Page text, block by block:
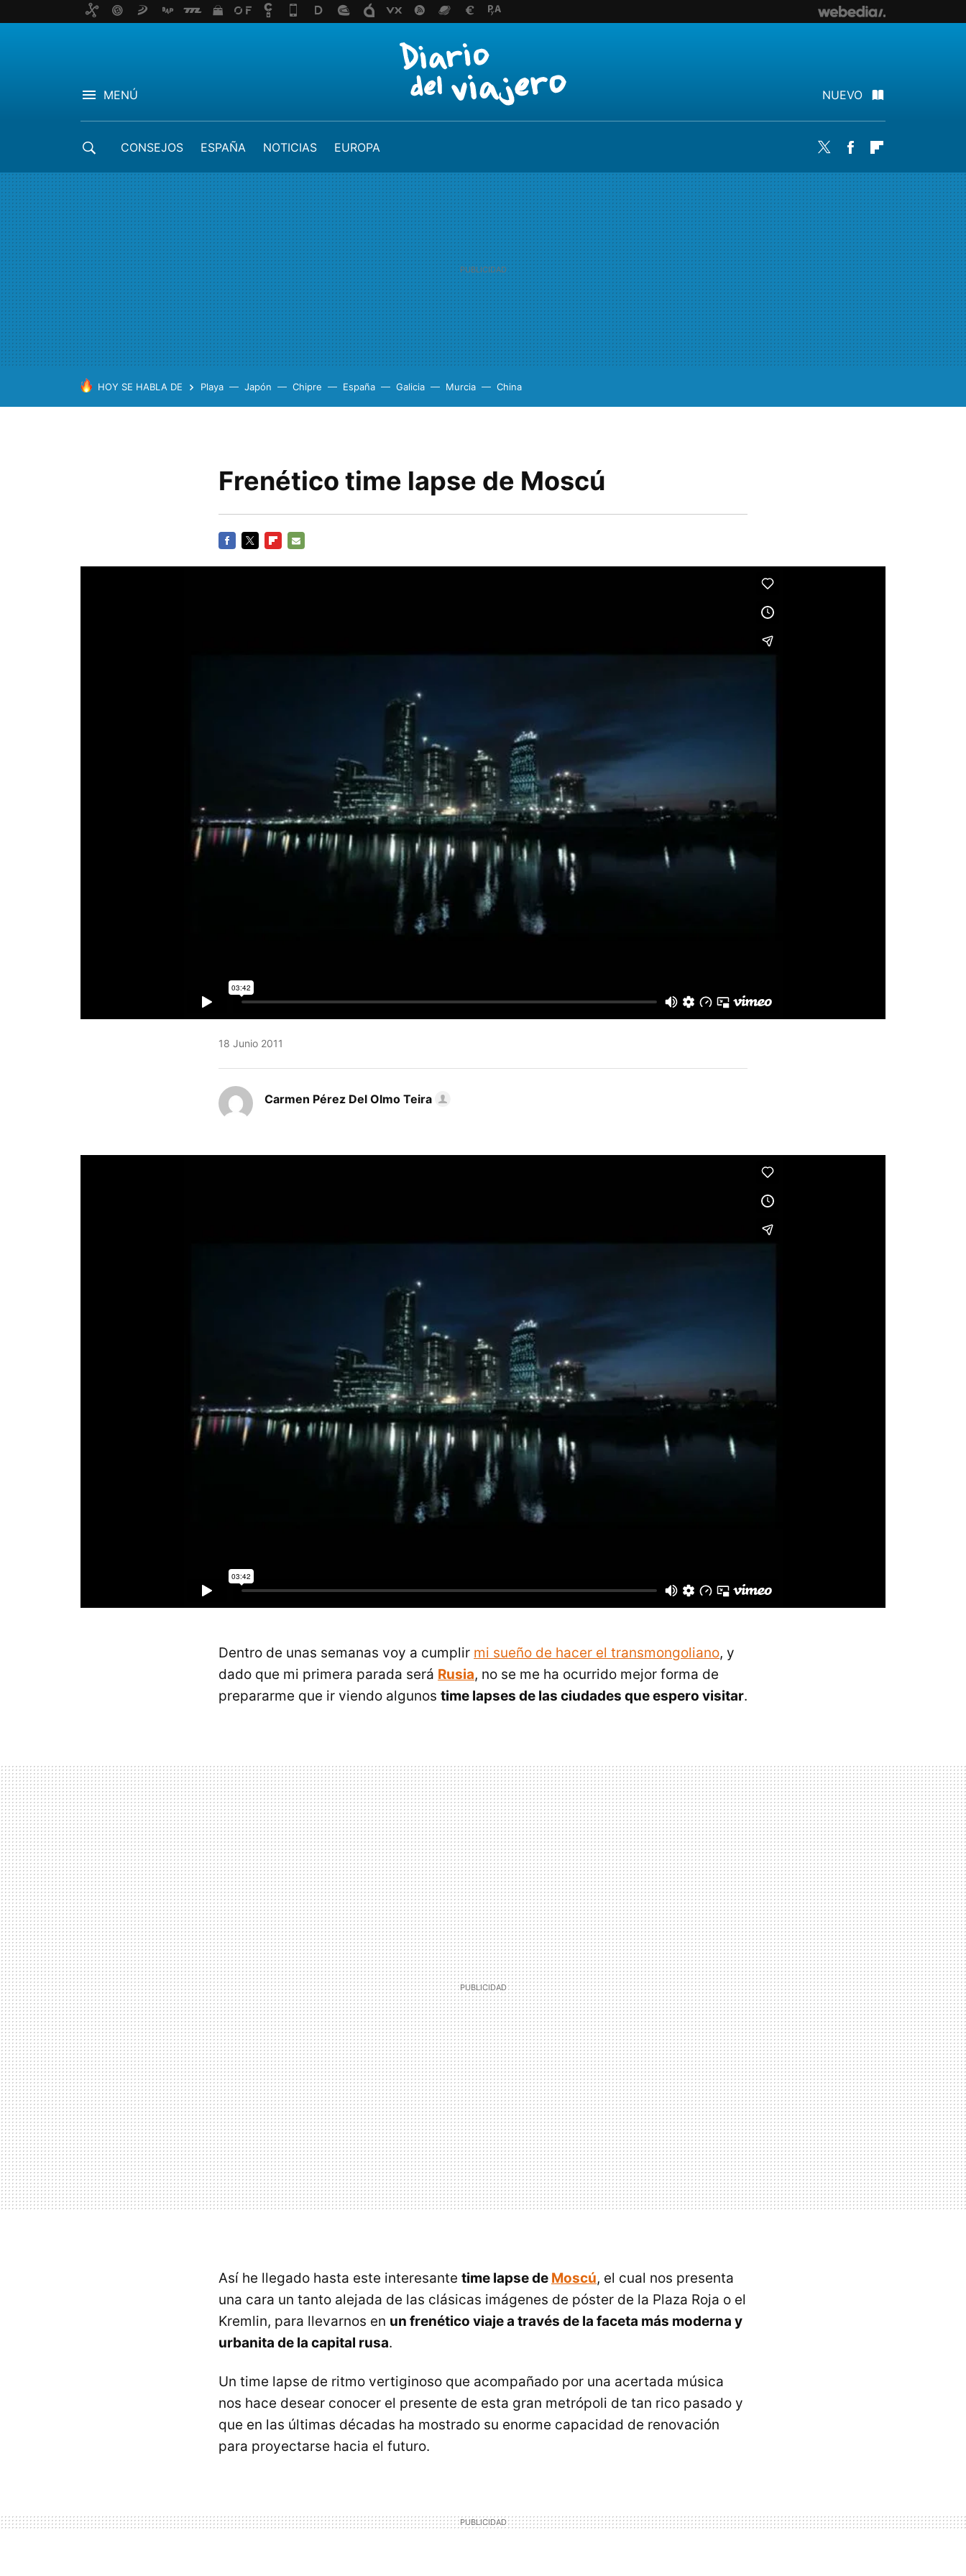
MENÚ NUEVO
CONSEJOS ESPAÑA NOTICIAS EUROPA Twitter Facebook
HOY SE HABLA DE Playa Japón Chipre España Galicia Murcia China
Frenético time lapse de Moscú
18 Junio 2011
Carmen Pérez Del Olmo Teira
Dentro de unas semanas voy a cumplir mi sueño de hacer el transmongoliano, y
dado que mi primera parada será Rusia, no se me ha ocurrido mejor forma de
prepararme que ir viendo algunos time lapses de las ciudades que espero visitar.
Así he llegado hasta este interesante time lapse de Moscú, el cual nos presenta
una cara un tanto alejada de las clásicas imágenes de póster de la Plaza Roja o el
Kremlin, para llevarnos en un frenético viaje a través de la faceta más moderna y
urbanita de la capital rusa.
Un time lapse de ritmo vertiginoso que acompañado por una acertada música
nos hace desear conocer el presente de esta gran metrópoli de tan rico pasado y
que en las últimas décadas ha mostrado su enorme capacidad de renovación
para proyectarse hacia el futuro.